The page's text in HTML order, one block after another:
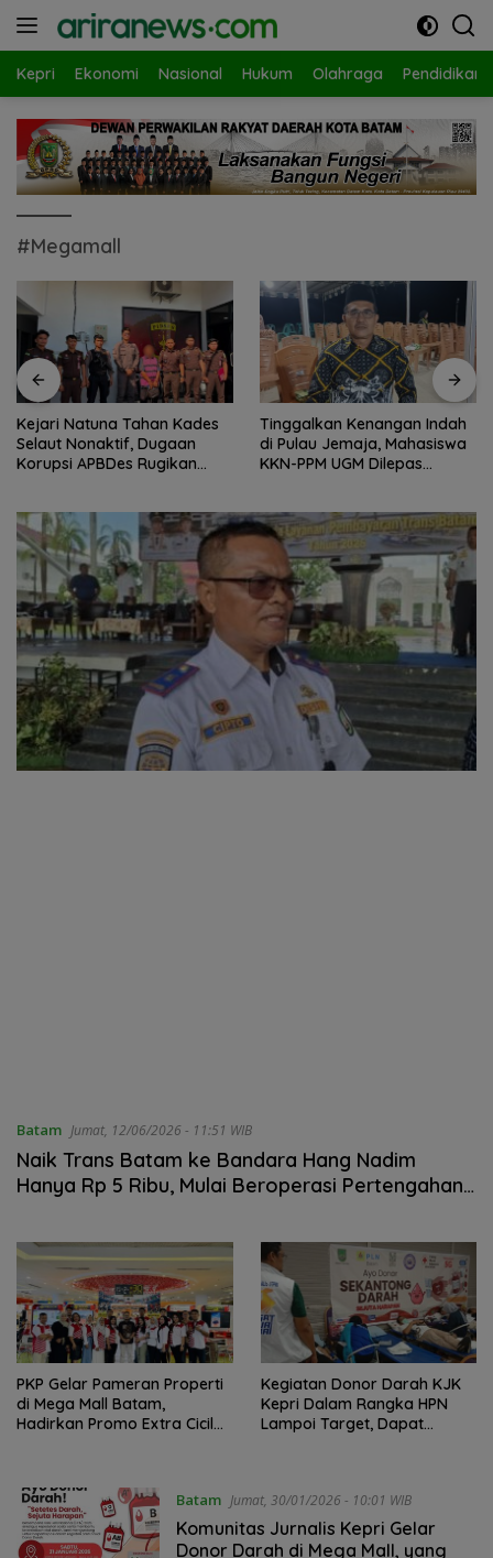
Kepri Ekonomi Nasional Hukum Olahraga Pendidikan
#Megamall
Kejari Natuna Tahan Kades
Selaut Nonaktif, Dugaan
Korupsi APBDes Rugikan
Tinggalkan Kenangan Indah
di Pulau Jemaja, Mahasiswa
KKN-PPM UGM Dilepas
Batam Jumat, 12/06/2026 - 11:51 WIB
Naik Trans Batam ke Bandara Hang Nadim
Hanya Rp 5 Ribu, Mulai Beroperasi Pertengahan
PKP Gelar Pameran Properti
di Mega Mall Batam,
Hadirkan Promo Extra Cicilan
Kegiatan Donor Darah KJK
Kepri Dalam Rangka HPN
Lampoi Target, Dapat
Batam Jumat, 30/01/2026 - 10:01 WIB
Komunitas Jurnalis Kepri Gelar
Donor Darah di Mega Mall, yang